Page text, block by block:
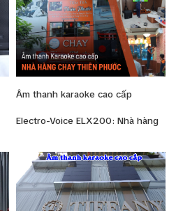
Âm thanh karaoke cao cấp
Electro-Voice ELX200: Nhà hàng